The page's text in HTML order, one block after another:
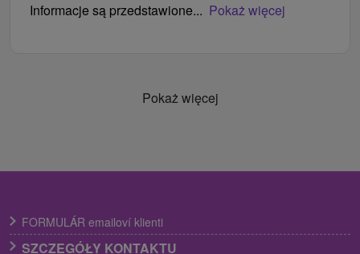
Informacje są przedstawione... Pokaż więcej
Pokaż więcej
FORMULÁR emailoví klienti
SZCZEGÓŁY KONTAKTU